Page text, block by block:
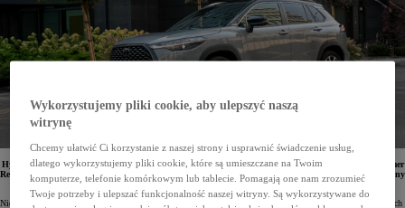
Hybrydowa Toyota Corolla Cross została uznana przez niezależną organizację konsumencką Consumer
Reports za najbardziej ekonomiczny wybór spośród SUV-ów i crossoverów. Model ten został wyróżniony
za imponująco niskie średnie zużycie paliwa.
Niezależna organizacja konsumencka Consumer Reports od 1936 roku analizuje rynek. Skupia się na aspektach
Wykorzystujemy pliki cookie, aby ulepszyć naszą
witrynę
Chcemy ułatwić Ci korzystanie z naszej strony i usprawnić świadczenie usług,
dlatego wykorzystujemy pliki cookie, które są umieszczane na Twoim
komputerze, telefonie komórkowym lub tablecie. Pomagają one nam zrozumieć
Twoje potrzeby i ulepszać funkcjonalność naszej witryny. Są wykorzystywane do